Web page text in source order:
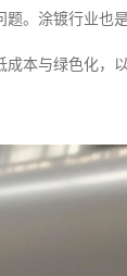
。涂镀行业也
本与绿色化，